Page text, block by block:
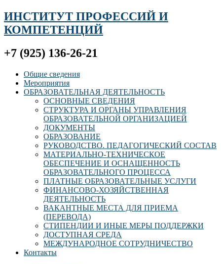
ИНСТИТУТ ПРОФЕССИЙ И
КОМПЕТЕНЦИЙ
+7 (925) 136-26-21
Общие сведения
Мероприятия
ОБРАЗОВАТЕЛЬНАЯ ДЕЯТЕЛЬНОСТЬ
ОСНОВНЫЕ СВЕДЕНИЯ
СТРУКТУРА И ОРГАНЫ УПРАВЛЕНИЯ
ОБРАЗОВАТЕЛЬНОЙ ОРГАНИЗАЦИЕЙ
ДОКУМЕНТЫ
ОБРАЗОВАНИЕ
РУКОВОДСТВО. ПЕДАГОГИЧЕСКИЙ СОСТАВ
МАТЕРИАЛЬНО-ТЕХНИЧЕСКОЕ
ОБЕСПЕЧЕНИЕ И ОСНАЩЕННОСТЬ
ОБРАЗОВАТЕЛЬНОГО ПРОЦЕССА
ПЛАТНЫЕ ОБРАЗОВАТЕЛЬНЫЕ УСЛУГИ
ФИНАНСОВО-ХОЗЯЙСТВЕННАЯ
ДЕЯТЕЛЬНОСТЬ
ВАКАНТНЫЕ МЕСТА ДЛЯ ПРИЕМА
(ПЕРЕВОДА)
СТИПЕНДИИ И ИНЫЕ МЕРЫ ПОДДЕРЖКИ
ДОСТУПНАЯ СРЕДА
МЕЖДУНАРОДНОЕ СОТРУДНИЧЕСТВО
Контакты